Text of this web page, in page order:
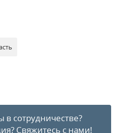
в сотрудничестве?
Свяжитесь с нами!